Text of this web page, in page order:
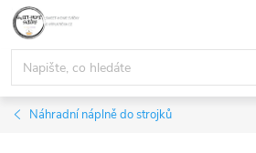
Přejít
obsah
Náhradní náplně do strojků